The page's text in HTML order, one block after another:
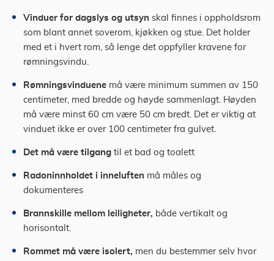
Vinduer for dagslys og utsyn skal finnes i oppholdsrom
som blant annet soverom, kjøkken og stue. Det holder
med et i hvert rom, så lenge det oppfyller kravene for
rømningsvindu.
Rømningsvinduene må være minimum summen av 150
centimeter, med bredde og høyde sammenlagt. Høyden
må være minst 60 cm være 50 cm bredt. Det er viktig at
vinduet ikke er over 100 centimeter fra gulvet.
Det må være tilgang til et bad og toalett
Radoninnholdet i inneluften må måles og
dokumenteres
Brannskille mellom leiligheter, både vertikalt og
horisontalt.
Rommet må være isolert, men du bestemmer selv hvor